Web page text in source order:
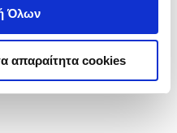
Όλων
απαραίτητα cookies